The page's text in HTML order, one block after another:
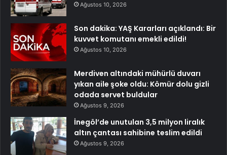
Ağustos 10, 2026
Son dakika: YAŞ Kararları açıklandı: Bir
kuvvet komutanı emekli edildi!
Ağustos 10, 2026
Merdiven altındaki mühürlü duvarı
yıkan aile şoke oldu: Kömür dolu gizli
odada servet buldular
Ağustos 9, 2026
İnegöl’de unutulan 3,5 milyon liralık
altın çantası sahibine teslim edildi
Ağustos 9, 2026